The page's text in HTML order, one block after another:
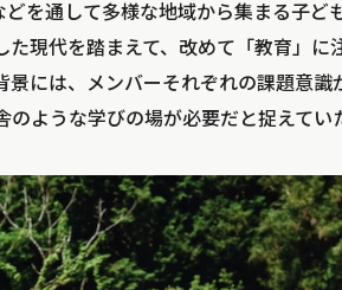
を通して多様な地域から集まる子ど
現代を踏まえて、改めて「教育」に
景には、メンバーそれぞれの課題意
ような学びの場が必要だと捉えてい